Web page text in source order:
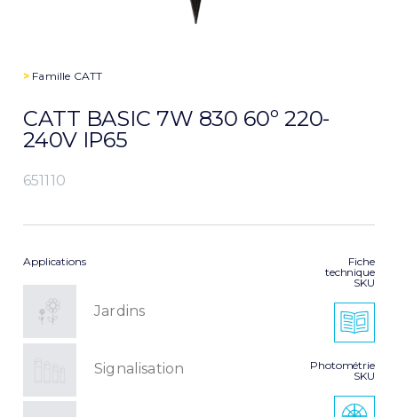
> Famille CATT
CATT BASIC 7W 830 60º 220-
240V IP65
651110
Applications
Jardins
Signalisation
Fiche
technique
SKU
Photométrie
SKU